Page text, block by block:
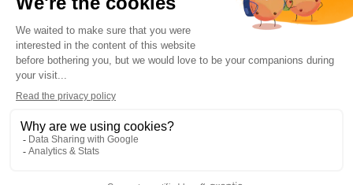
Legal Notices| Privacy Policy Cookie policy
©2026Cryptologik. Tous droits réservés. Designed by